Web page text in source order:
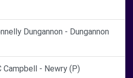
Dungannon - Dungannon
Campbell - Newry (P)